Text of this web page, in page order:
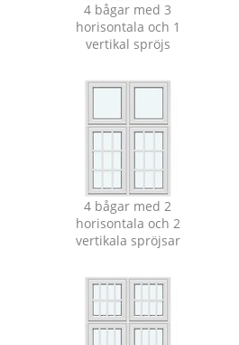
4 bågar med 3
horisontala och 1
vertikal spröjs
4 bågar med 2
horisontala och 2
vertikala spröjsar